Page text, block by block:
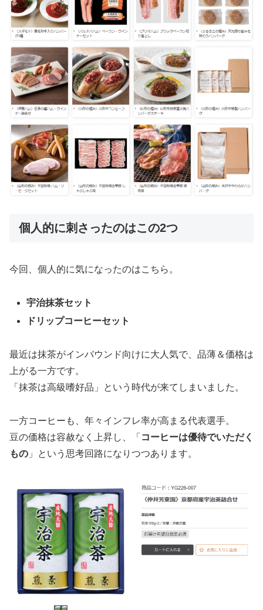
個人的に刺さったのはこの2つ
今回、個人的に気になったのはこちら。
宇治抹茶セット
ドリップコーヒーセット
最近は抹茶がインバウンド向けに大人気で、品薄＆価格は
上がる一方です。
「抹茶は高級嗜好品」という時代が来てしまいました。
一方コーヒーも、年々インフレ率が高まる代表選手。
豆の価格は容赦なく上昇し、「 コーヒーは優待でいただく
もの 」という思考回路になりつつあります。